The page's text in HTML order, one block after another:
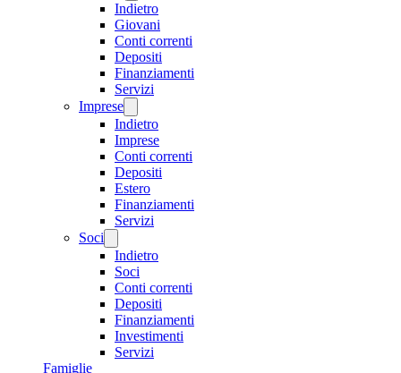
Indietro
Giovani
Conti correnti
Depositi
Finanziamenti
Servizi
Imprese
Indietro
Imprese
Conti correnti
Depositi
Estero
Finanziamenti
Servizi
Soci
Indietro
Soci
Conti correnti
Depositi
Finanziamenti
Investimenti
Servizi
Famiglie